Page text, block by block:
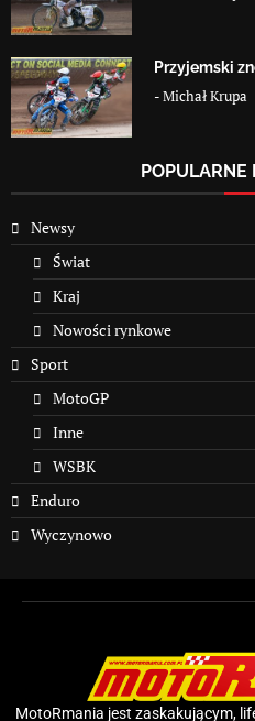
Przyjemski
-Michał Krupa
POPULARNE
Newsy
Świat
Kraj
Nowości rynkowe
Sport
MotoGP
Inne
WSBK
Enduro
Wyczynowo
MotoRmania jest zaskakującym,